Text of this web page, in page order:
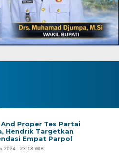
Proper Tes Partai
Hendrik Targetkan
Empat Parpol
2024 - 23:18 WIB